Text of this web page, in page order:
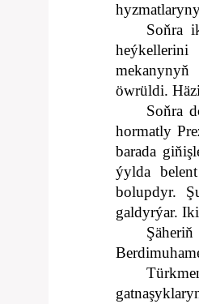
Soňra
mekanynyň
öwrüldi.
Soňra
hormatly
barada
ýylda
bolupdyr.
galdyrýar.